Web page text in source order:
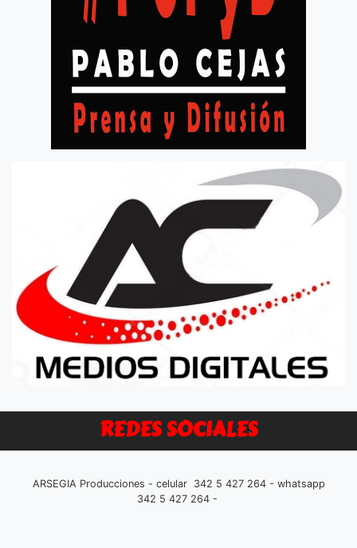
REDES SOCIALES
ARSEGIA Producciones - celular 342 5 427 264 - whatsapp
342 5 427 264 -